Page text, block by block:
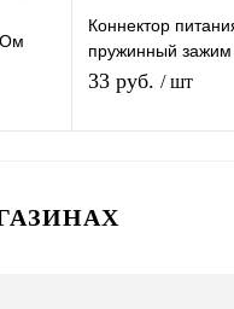
Ом
Коннектор
пружинный зажим
переходник
33 руб. / шт